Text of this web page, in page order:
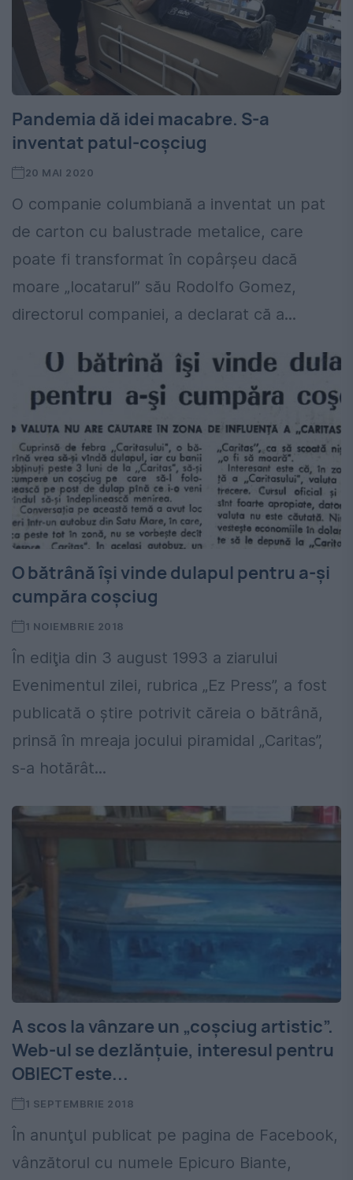
Pandemia dă idei macabre. S-a
inventat patul-coșciug
20 MAI 2020
O companie columbiană a inventat un pat
de carton cu balustrade metalice, care
poate fi transformat în copârșeu dacă
moare „locatarul” său Rodolfo Gomez,
directorul companiei, a declarat că a...
O bătrână își vinde dulapul pentru a-și
cumpăra coșciug
1 NOIEMBRIE 2018
În ediţia din 3 august 1993 a ziarului
Evenimentul zilei, rubrica „Ez Press”, a fost
publicată o știre potrivit căreia o bătrână,
prinsă în mreaja jocului piramidal „Caritas”,
s-a hotărât...
A scos la vânzare un „coşciug artistic”.
Web-ul se dezlănţuie, interesul pentru
OBIECT este...
1 SEPTEMBRIE 2018
În anunţul publicat pe pagina de Facebook,
vânzătorul cu numele Epicuro Biante,